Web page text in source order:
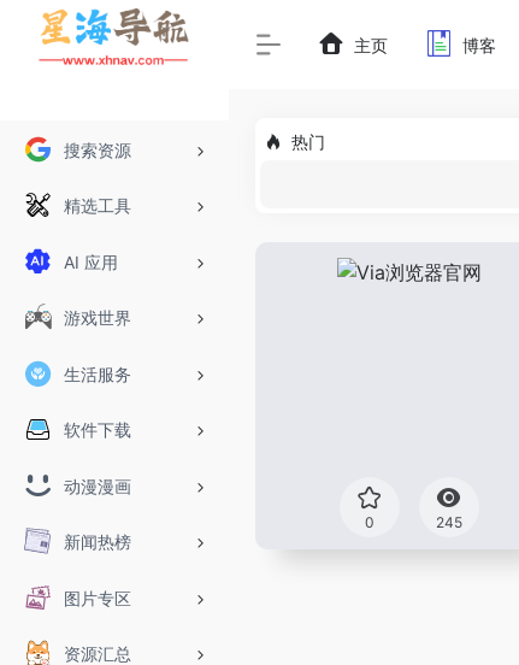
搜索资源
精选工具
AI 应用
游戏世界
生活服务
软件下载
动漫漫画
新闻热榜
图片专区
资源汇总
主页 博客
热门
0 245